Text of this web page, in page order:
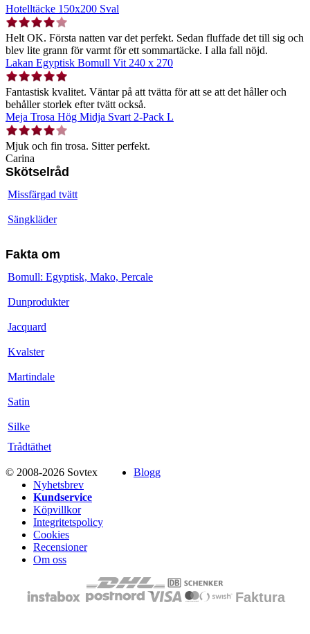
Hotelltäcke 150x200 Sval
Helt OK. Första natten var det perfekt. Sedan fluffade det till sig och
blev lite grann för varmt för ett sommartäcke. I alla fall nöjd.
Lakan Egyptisk Bomull Vit 240 x 270
Fantastisk kvalitet. Väntar på att tvätta för att se att det håller och
behåller storlek efter tvätt också.
Meja Trosa Hög Midja Svart 2-Pack L
Mjuk och fin trosa. Sitter perfekt.
Carina
Skötselråd
Missfärgad tvätt
Sängkläder
Fakta om
Bomull: Egyptisk, Mako, Percale
Dunprodukter
Jacquard
Kvalster
Martindale
Satin
Silke
Trådtäthet
© 2008-2026 Sovtex
Blogg
Nyhetsbrev
Kundservice
Köpvillkor
Integritetspolicy
Cookies
Recensioner
Om oss